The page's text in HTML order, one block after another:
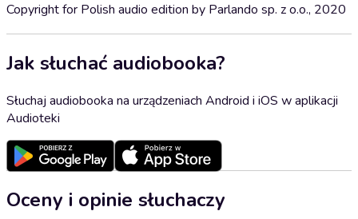
Copyright for Polish audio edition by Parlando sp. z o.o., 2020
Jak słuchać audiobooka?
Słuchaj audiobooka na urządzeniach Android i iOS w aplikacji
Audioteki
Oceny i opinie słuchaczy